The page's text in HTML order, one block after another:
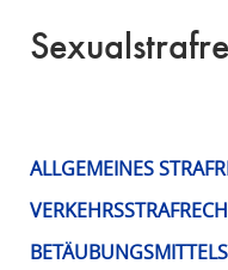
ALLGEMEINES